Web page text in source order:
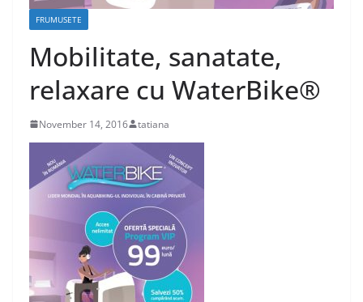
FRUMUSETE
Mobilitate, sanatate,
relaxare cu WaterBike®
November 14, 2016 tatiana